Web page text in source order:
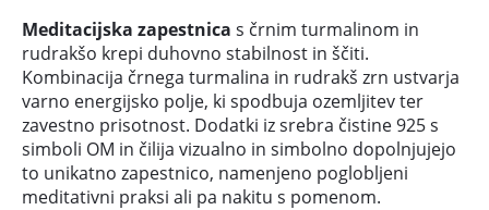
Meditacijska zapestnica s črnim turmalinom in
rudrakšo krepi duhovno stabilnost in ščiti.
Kombinacija črnega turmalina in rudrakš zrn ustvarja
varno energijsko polje, ki spodbuja ozemljitev ter
zavestno prisotnost. Dodatki iz srebra čistine 925 s
simboli OM in čilija vizualno in simbolno dopolnjujejo
to unikatno zapestnico, namenjeno poglobljeni
meditativni praksi ali pa nakitu s pomenom.